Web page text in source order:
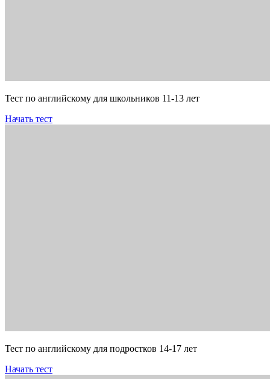
Тест по английскому для школьников 11-13 лет
Начать тест
Тест по английскому для подростков 14-17 лет
Начать тест